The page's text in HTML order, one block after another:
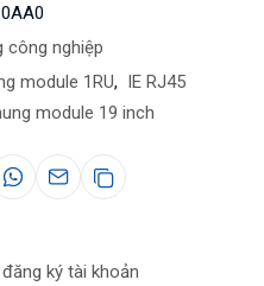
công nghiệp
module 1RU, IE RJ45
module 19 inch
ký tài khoản